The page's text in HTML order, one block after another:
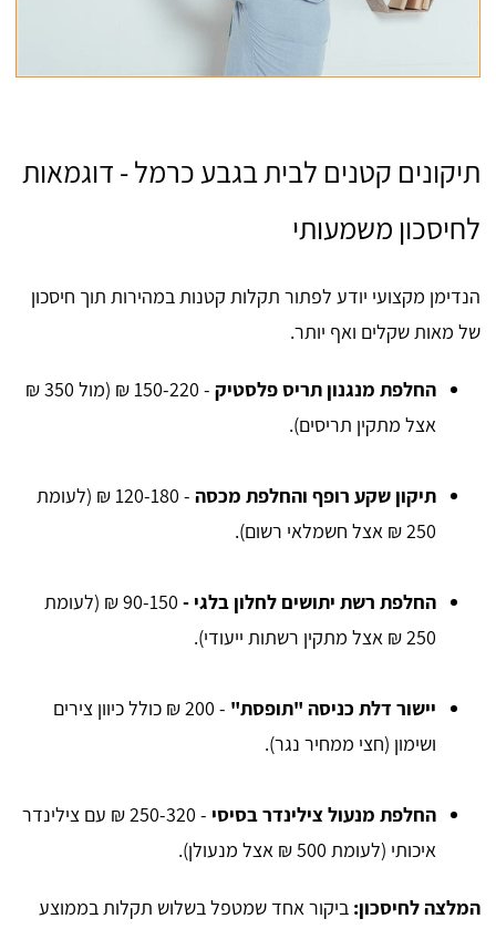
תיקונים קטנים לבית בגבע כרמל - דוגמאות
לחיסכון משמעותי
הנדימן מקצועי יודע לפתור תקלות קטנות במהירות תוך חיסכון
של מאות שקלים ואף יותר.
החלפת מנגנון תריס פלסטיק
- 150-220 ₪ (מול 350 ₪
אצל מתקין תריסים).
תיקון שקע רופף והחלפת מכסה
- 120-180 ₪ (לעומת
250 ₪ אצל חשמלאי רשום).
החלפת רשת יתושים לחלון בלגי -
90-150 ₪ (לעומת
250 ₪ אצל מתקין רשתות ייעודי).
יישור דלת כניסה "תופסת"
- 200 ₪ כולל כיוון צירים
ושימון (חצי ממחיר נגר).
החלפת מנעול צילינדר בסיסי
- 250-320 ₪ עם צילינדר
איכותי (לעומת 500 ₪ אצל מנעולן).
המלצה לחיסכון: ביקור אחד שמטפל בשלוש תקלות בממוצע